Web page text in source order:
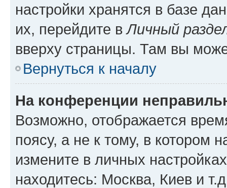
настройки хранятся в базе
их, перейдите вЛичный
вверху страницы. Там вы
Вернуться к началу
На конференции
Возможно, отображается
поясу, а не к тому, в котором
измените в личных
находитесь: Москва, Киев и